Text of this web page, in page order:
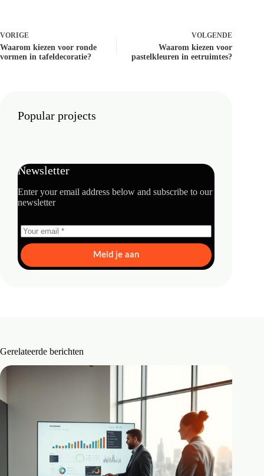
VORIGE
Waarom kiezen voor ronde
vormen in tafeldecoratie?
VOLGENDE
Waarom kiezen voor
pastelkleuren in eetruimtes?
Popular projects
Newsletter
Enter your email address below and subscribe to our
newsletter
Meld je aan
Gerelateerde berichten